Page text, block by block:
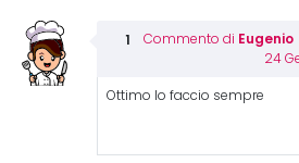
Commento di Eugenio
24
Ottimo lo faccio sempre